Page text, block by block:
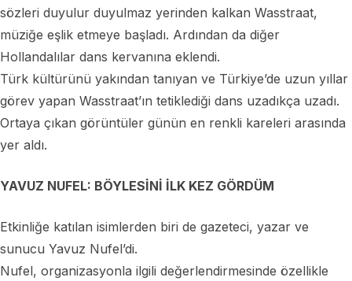
sözleri duyulur duyulmaz yerinden kalkan Wasstraat,
müziğe eşlik etmeye başladı. Ardından da diğer
Hollandalılar dans kervanına eklendi.
Türk kültürünü yakından tanıyan ve Türkiye’de uzun yıllar
görev yapan Wasstraat’ın tetiklediği dans uzadıkça uzadı.
Ortaya çıkan görüntüler günün en renkli kareleri arasında
yer aldı.
YAVUZ NUFEL: BÖYLESİNİ İLK KEZ GÖRDÜM
Etkinliğe katılan isimlerden biri de gazeteci, yazar ve
sunucu Yavuz Nufel’di.
Nufel, organizasyonla ilgili değerlendirmesinde özellikle